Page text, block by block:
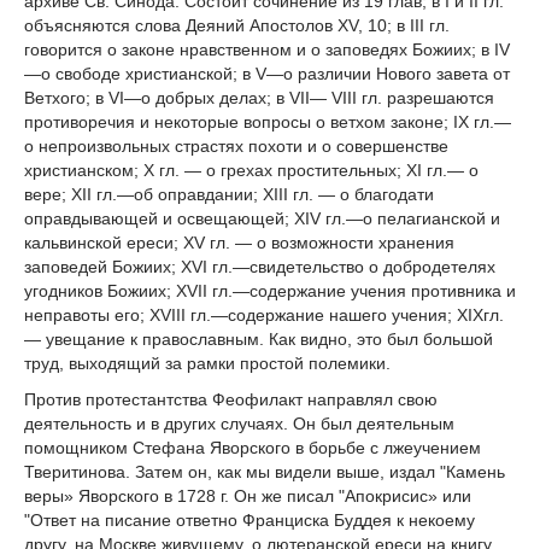
объясняются слова Деяний Апостолов ХV, 10; в III гл.
говорится о законе нравственном и о заповедях Божиих; в IV
—о свободе христианской; в V—о различии Нового завета от
Ветхого; в VI—о добрых делах; в VII— VIII гл. разрешаются
противоречия и некоторые вопросы о ветхом законе; IX гл.—
о непроизвольных страстях похоти и о совершенстве
христианском; X гл. — о грехах простительных; XI гл.— о
вере; XII гл.—об оправдании; ХIII гл. — о благодати
оправдывающей и освещающей; XIV гл.—о пелагианской и
кальвинской ереси; XV гл. — о возможности хранения
заповедей Божиих; XVI гл.—свидетельство о добродетелях
угодников Божиих; XVII гл.—содержание учения противника и
неправоты его; XVIII гл.—содержание нашего учения; XIXгл.
— увещание к православным. Как видно, это был большой
труд, выходящий за рамки простой полемики.
Против протестантства Феофилакт направлял свою
деятельность и в других случаях. Он был деятельным
помощником Стефана Яворского в борьбе с лжеучением
Тверитинова. Затем он, как мы видели выше, издал "Камень
веры» Яворского в 1728 г. Он же писал "Апокрисис» или
"Ответ на писание ответно Франциска Буддея к некоему
другу, на Москве живущему, о лютеранской ереси на книгу